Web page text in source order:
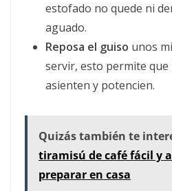
estofado no quede ni
aguado.
Reposa el guiso unos
servir, esto permite que
asienten y potencien.
Quizás también te
tiramisú de café fácil y
preparar en casa